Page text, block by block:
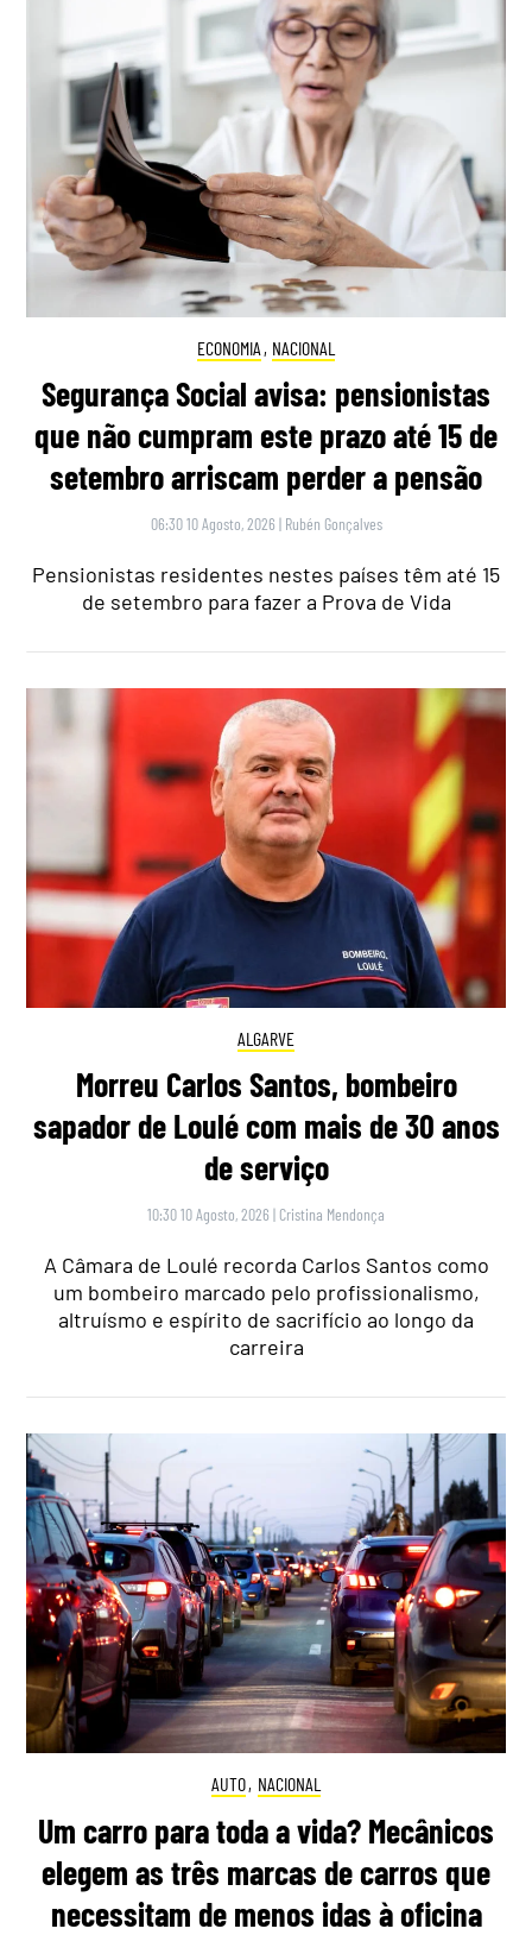
ECONOMIA , NACIONAL
Segurança Social avisa: pensionistas
que não cumpram este prazo até 15 de
setembro arriscam perder a pensão
06:30 10 Agosto, 2026 | Rubén Gonçalves
Pensionistas residentes nestes países têm até 15
de setembro para fazer a Prova de Vida
ALGARVE
Morreu Carlos Santos, bombeiro
sapador de Loulé com mais de 30 anos
de serviço
10:30 10 Agosto, 2026 | Cristina Mendonça
A Câmara de Loulé recorda Carlos Santos como
um bombeiro marcado pelo profissionalismo,
altruísmo e espírito de sacrifício ao longo da
carreira
AUTO, NACIONAL
Um carro para toda a vida? Mecânicos
elegem as três marcas de carros que
necessitam de menos idas à oficina